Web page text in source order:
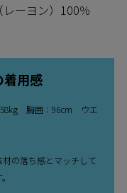
ーヨン）100％
用感
胸囲：96cm ウエ
の落ち感とマッチして